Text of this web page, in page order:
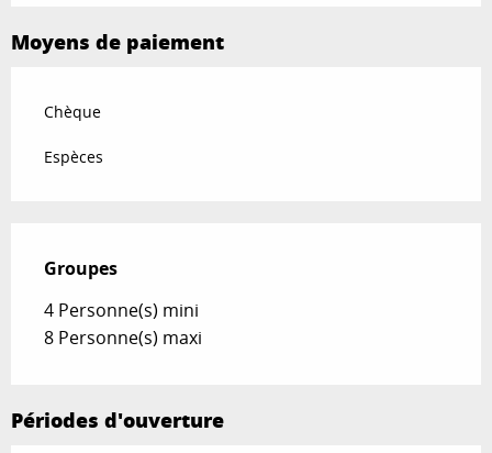
Moyens de paiement
Chèque
Espèces
Groupes
Groupes
4 Personne(s) mini
8 Personne(s) maxi
Périodes d'ouverture